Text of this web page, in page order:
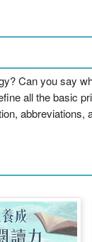
Can you say
all the basic
abbreviations,